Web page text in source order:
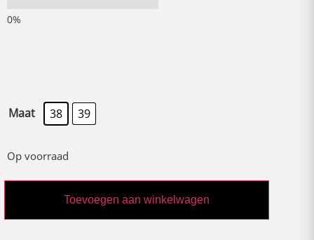
Maat 38 39
Op voorraad
Toevoegen aan winkelwagen